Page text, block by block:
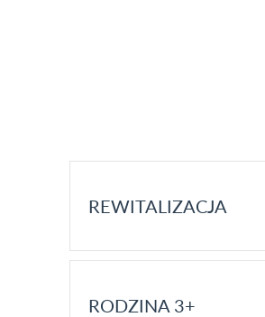
REWITALIZACJA
RODZINA 3+